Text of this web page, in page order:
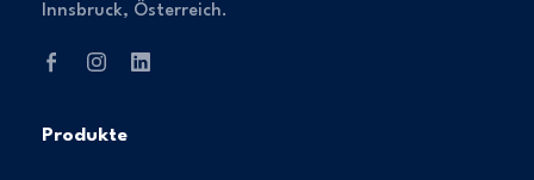
Innsbruck, Österreich.
Produkte